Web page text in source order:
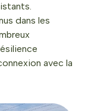
dans les
avec la